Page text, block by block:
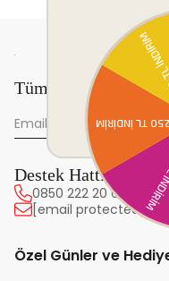
Tüm yeniliklerden
Destek Hattı
0850 222 20 63
[email protected]
Özel Günler ve